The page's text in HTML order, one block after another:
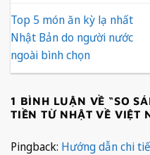
Top 5 món ăn kỳ lạ nhất
Nhật Bản do người nước
ngoài bình chọn
1 BÌNH LUẬN VỀ “SO
TIỀN TỪ NHẬT VỀ VIỆT
Pingback: Hướng dẫn chi